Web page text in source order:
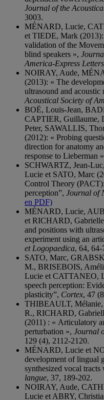
Journal of the
3003.
MÉNARD, Lucie,
et TIEDE, Mark
validation of the
blind speakers »,
America-Express Letters,
NOIRAY, Aude,
(2013): « The
ultrasound and acoustic
Acoustical Society of
BOË, Louis-Jean,
CAPTIER, Guillaume,
Peter, SAWALLIS,
(2012): « Probing
direction for anatomy
response to Lieberman
SCHWARTZ, Jean-
Lucie et SATO, Marc
Control Theory
perception”, Journal of
en PDF)
MÉNARD, Lucie,
et RICHARD, Gabrielle
and positions with
experiment using an
et Logopaedica, 64, 64-
SATO, Marc,
M., BRISEBOIS,
Lucie et CATTANEO,
speech perception:
plasticity”, Cortex, 47
THIBEAULT,
R., RICHARD,
(2011) : « Articulatory
perturbation », Journal
129 (4), 2112-2120.
MÉNARD, Lucie et
development of lingual
synthesized vocal
langue, 37, 189-202.
NOIRAY, Aude,
Lucie et ABRY,